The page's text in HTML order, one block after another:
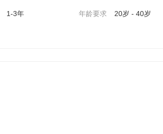
1-3年 年龄要求 20岁 - 40岁